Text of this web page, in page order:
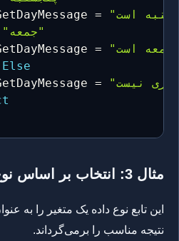
=
"جمعه"
=
Else
=
مثال 3: انتخاب بر اساس نوع داده
این تابع نوع داده یک متغیر را به
نتیجه مناسب را برمی‌گرداند.